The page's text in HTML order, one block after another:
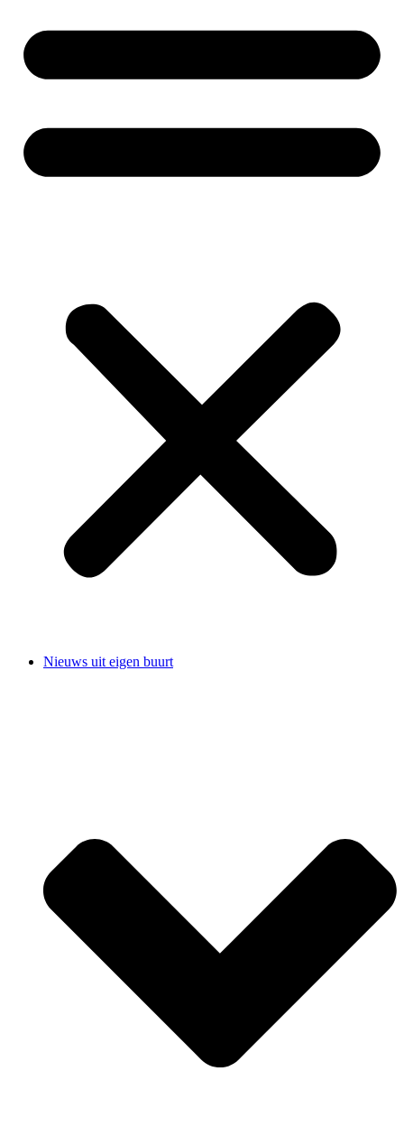
Nieuws uit eigen buurt